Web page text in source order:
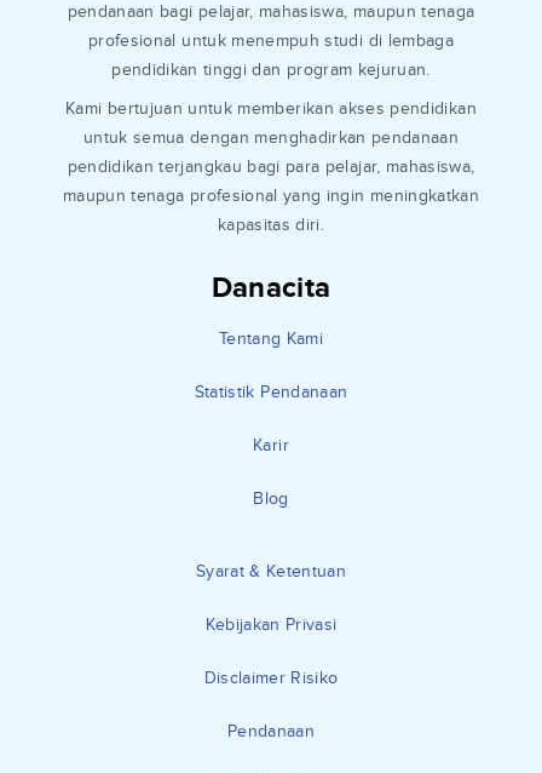
Danacita
Tentang Kami
Statistik Pendanaan
Karir
Blog
Syarat & Ketentuan
Kebijakan Privasi
Disclaimer Risiko
Pendanaan
pendanaan bagi pelajar, mahasiswa, maupun tenaga
profesional untuk menempuh studi di lembaga
pendidikan tinggi dan program kejuruan.
Kami bertujuan untuk memberikan akses pendidikan
untuk semua dengan menghadirkan pendanaan
pendidikan terjangkau bagi para pelajar, mahasiswa,
maupun tenaga profesional yang ingin meningkatkan
kapasitas diri.